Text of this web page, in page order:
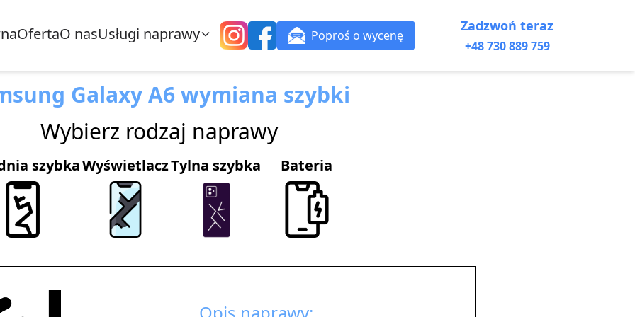
OfertaO nasUsługi naprawy Poproś o wycenę
Zadzwoń teraz
+48 730 889 759
Galaxy A6 wymiana szybki
Wybierz rodzaj naprawy
szybkaWyświetlaczTylna szybka Bateria